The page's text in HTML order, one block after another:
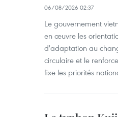
06/08/2026 02:37
Le gouvernement
en œuvre les
d'adaptation au
circulaire et le
fixe les priorités